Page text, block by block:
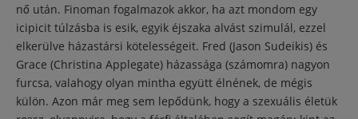
nő után. Finoman fogalmazok akkor, ha azt mondom egy
icipicit túlzásba is esik, egyik éjszaka alvást szimulál, ezzel
elkerülve házastársi kötelességeit. Fred (Jason Sudeikis) és
Grace (Christina Applegate) házassága (számomra) nagyon
furcsa, valahogy olyan mintha együtt élnének, de mégis
külön. Azon már meg sem lepődünk, hogy a szexuális életük